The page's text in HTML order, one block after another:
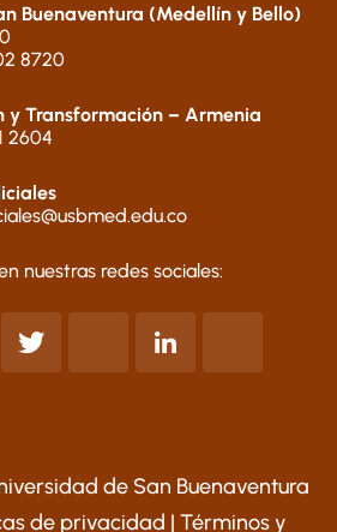
Buenaventura (Medellín y Bello)
8720
y Transformación – Armenia
2604
nuestras redes sociales:
de San Buenaventura
de privacidad | Términos y